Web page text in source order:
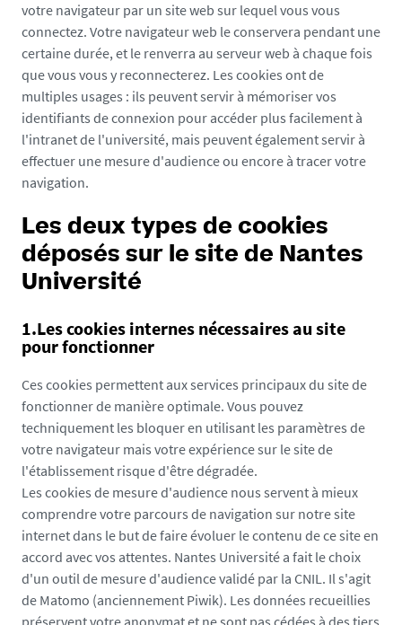
votre navigateur par un site web sur lequel vous vous
connectez. Votre navigateur web le conservera pendant une
certaine durée, et le renverra au serveur web à chaque fois
que vous vous y reconnecterez. Les cookies ont de
multiples usages : ils peuvent servir à mémoriser vos
identifiants de connexion pour accéder plus facilement à
l'intranet de l'université, mais peuvent également servir à
effectuer une mesure d'audience ou encore à tracer votre
navigation.
Les deux types de cookies
déposés sur le site de Nantes
Université
1.Les cookies internes nécessaires au site
pour fonctionner
Ces cookies permettent aux services principaux du site de
fonctionner de manière optimale. Vous pouvez
techniquement les bloquer en utilisant les paramètres de
votre navigateur mais votre expérience sur le site de
l'établissement risque d'être dégradée.
Les cookies de mesure d'audience nous servent à mieux
comprendre votre parcours de navigation sur notre site
internet dans le but de faire évoluer le contenu de ce site en
accord avec vos attentes. Nantes Université a fait le choix
d'un outil de mesure d'audience validé par la CNIL. Il s'agit
de Matomo (anciennement Piwik). Les données recueillies
préservent votre anonymat et ne sont pas cédées à des tiers